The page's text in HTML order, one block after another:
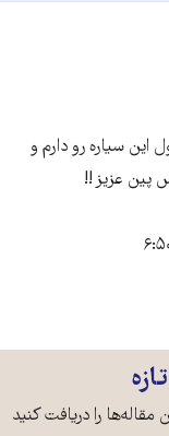
101 کشور جهان اول این سیاره رو دارم و
پین عزیز !!
مقاله‌ها را دریافت کنید